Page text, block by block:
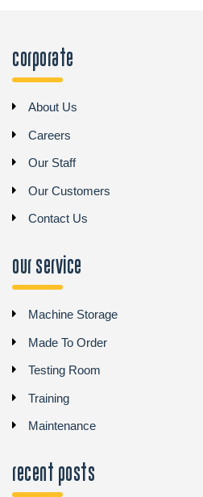
Corporate
About Us
Careers
Our Staff
Our Customers
Contact Us
Our Service
Machine Storage
Made To Order
Testing Room
Training
Maintenance
recent posts